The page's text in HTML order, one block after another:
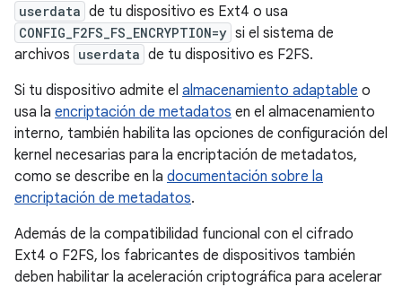
userdata de tu dispositivo es Ext4 o usa
CONFIG_F2FS_FS_ENCRYPTION=y si el sistema de
archivos userdata de tu dispositivo es F2FS.
Si tu dispositivo admite el almacenamiento adaptable o
usa la encriptación de metadatos en el almacenamiento
interno, también habilita las opciones de configuración del
kernel necesarias para la encriptación de metadatos,
como se describe en la documentación sobre la
encriptación de metadatos.
Además de la compatibilidad funcional con el cifrado
Ext4 o F2FS, los fabricantes de dispositivos también
deben habilitar la aceleración criptográfica para acelerar